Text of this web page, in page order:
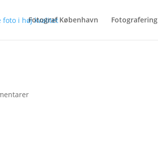
Fotograf København Fotografering